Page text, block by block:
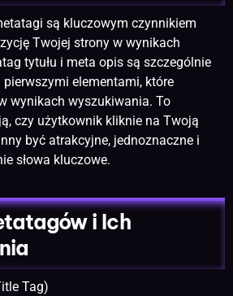
są kluczowym czynnikiem
Twojej strony w wynikach
tytułu i meta opis są szczególnie
elementami, które
wynikach wyszukiwania. To
czy użytkownik kliknie na Twoją
być atrakcyjne, jednoznaczne i
słowa kluczowe.
i Ich
Tag)